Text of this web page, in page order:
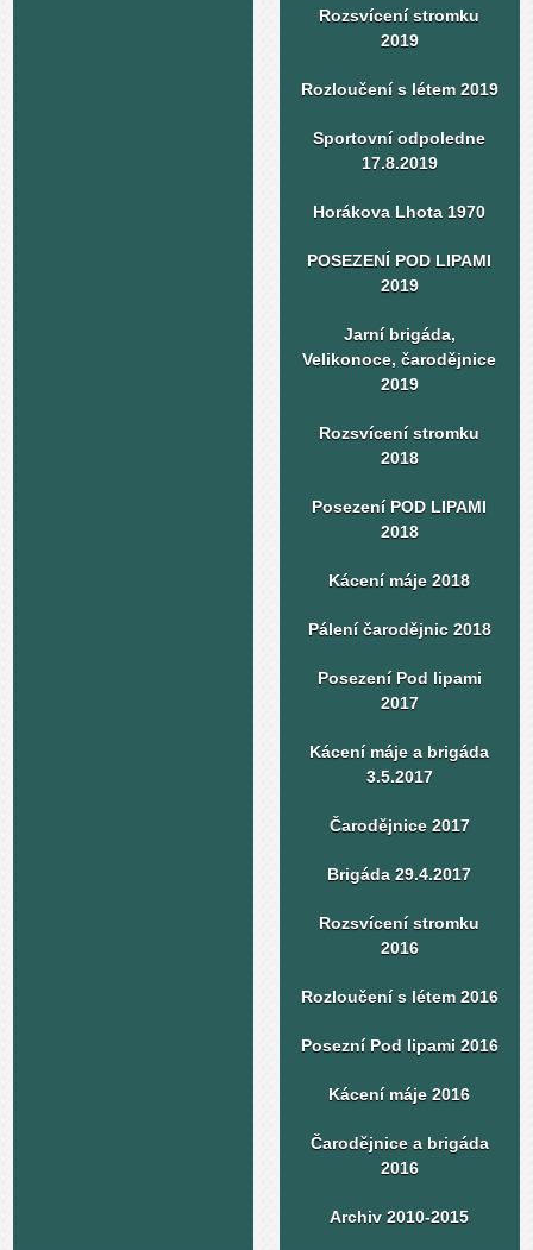
Rozsvícení stromku
2019
Rozloučení s létem 2019
Sportovní odpoledne
17.8.2019
Horákova Lhota 1970
POSEZENÍ POD LIPAMI
2019
Jarní brigáda,
Velikonoce, čarodějnice
2019
Rozsvícení stromku
2018
Posezení POD LIPAMI
2018
Kácení máje 2018
Pálení čarodějnic 2018
Posezení Pod lipami
2017
Kácení máje a brigáda
3.5.2017
Čarodějnice 2017
Brigáda 29.4.2017
Rozsvícení stromku
2016
Rozloučení s létem 2016
Posezní Pod lipami 2016
Kácení máje 2016
Čarodějnice a brigáda
2016
Archiv 2010-2015